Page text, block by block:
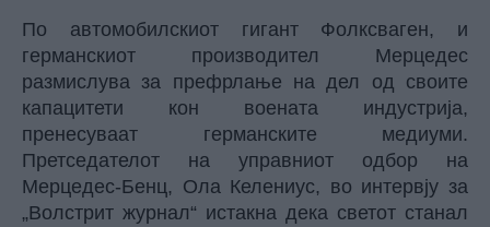
По автомобилскиот гигант Фолксваген, и
германскиот производител Мерцедес
размислува за префрлање на дел од своите
капацитети кон воената индустрија,
пренесуваат германските медиуми.
Претседателот на управниот одбор на
Мерцедес-Бенц, Ола Келениус, во интервју за
„Волстрит журнал“ истакна дека светот станал